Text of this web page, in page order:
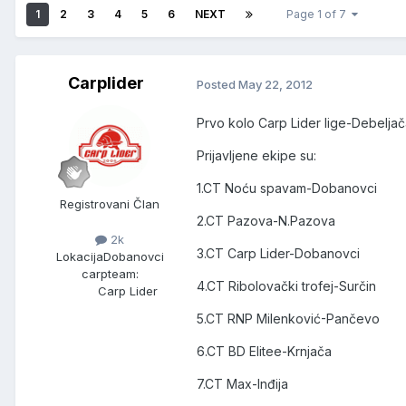
1 2 3 4 5 6 NEXT Page 1 of 7
Carplider
Registrovani Član
2k
LokacijaDobanovci
carpteam:
Carp Lider
Posted May 22, 2012
Prvo kolo Carp Lider lige-
Prijavljene ekipe su:
1.CT Noću spavam-Dobanovci
2.CT Pazova-N.Pazova
3.CT Carp Lider-Dobanovci
4.CT Ribolovački trofej-Surčin
5.CT RNP Milenković-Pančevo
6.CT BD Elitee-Krnjača
7.CT Max-Inđija